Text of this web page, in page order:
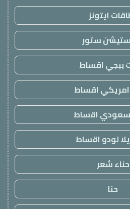
ايتونز
ستور
ببجي اقساط
امريكي اقساط
سعودي اقساط
لودو اقساط
حناء شعر
حنا